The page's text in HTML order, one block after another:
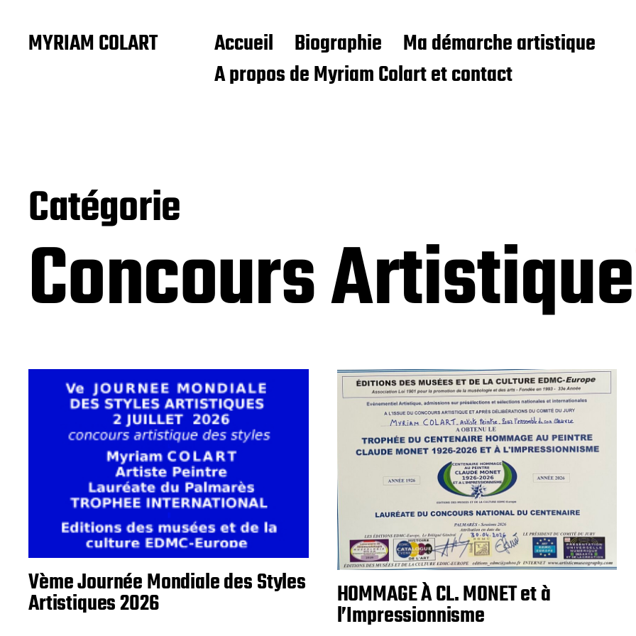
MYRIAM COLART Accueil Biographie
Ma démarche artistique
A propos de Myriam Colart et contact
Catégorie
Concours
Vème Journée Mondiale des Styles
Artistiques 2026 HOMMAGE À CL. MONET et à
l’Impressionnisme